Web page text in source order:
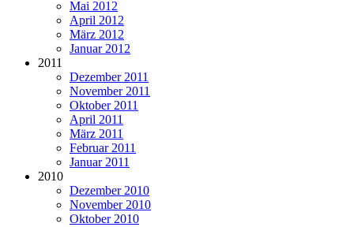
Mai 2012
April 2012
März 2012
Januar 2012
2011
Dezember 2011
November 2011
Oktober 2011
April 2011
März 2011
Februar 2011
Januar 2011
2010
Dezember 2010
November 2010
Oktober 2010